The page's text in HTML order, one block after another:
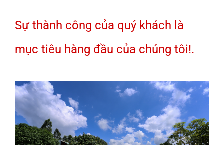
Sự thành công của quý khách là
mục tiêu hàng đầu của chúng tôi!.